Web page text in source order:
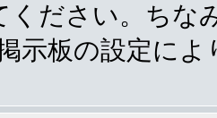
ください。ちな
示板の設定に